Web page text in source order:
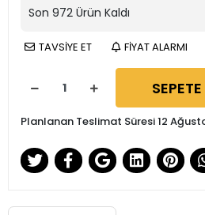
Son 972 Ürün Kaldı
TAVSİYE ET FİYAT ALARMI
Planlanan Teslimat Süresi 12